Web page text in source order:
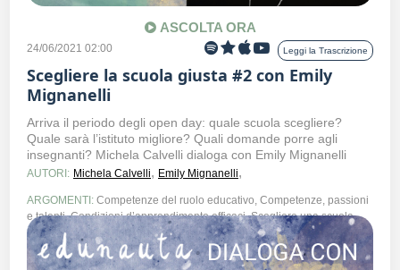
ASCOLTA ORA
24/06/2021 02:00 Leggi la Trascrizione
Scegliere la scuola giusta #2 con Emily
Mignanelli
Arriva il periodo degli open day: quale scuola scegliere?
Quale sarà l’istituto migliore? Quali domande porre agli
insegnanti? Michela Calvelli dialoga con Emily Mignanelli
AUTORI: Michela Calvelli, Emily Mignanelli,
ARGOMENTI: Competenze del ruolo educativo, Competenze, passioni
e talenti, Condizioni d’apprendimento efficaci, Scegliere una scuola,